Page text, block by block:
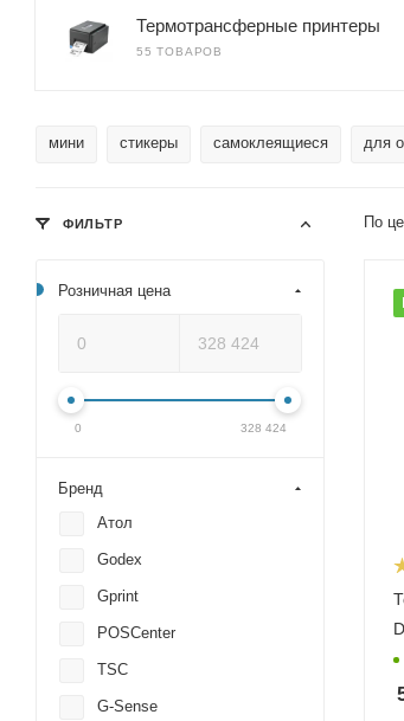
Термотрансферные принтеры
55 ТОВАРОВ
мини стикеры самоклеящиеся для
По
ФИЛЬТР
Розничная цена
0 328 424
Бренд
Атол
Godex
Gprint
POSCenter
TSC
G-Sense